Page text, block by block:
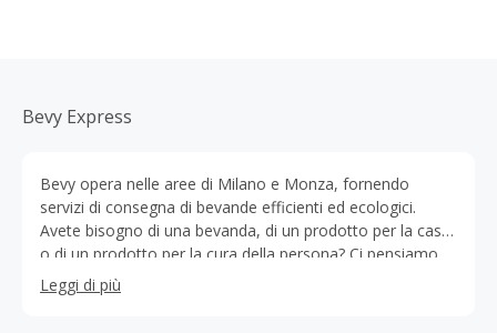
Bevy Express
Bevy opera nelle aree di Milano e Monza, fornendo
servizi di consegna di bevande efficienti ed ecologici.
Avete bisogno di una bevanda, di un prodotto per la casa
o di un prodotto per la cura della persona? Ci pensiamo
noi! Ti possiamo portare tutto questo e anche di più
direttamente sulla porta di casa grazie alla nostra
Leggi di più